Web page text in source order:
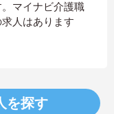
。マイナビ介護職
人はあります
を探す